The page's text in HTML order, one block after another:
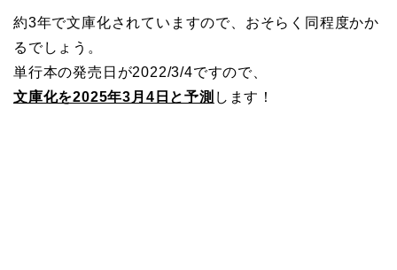
約3年で文庫化されていますので、おそらく同程度かか
るでしょう。
単行本の発売日が2022/3/4ですので、
文庫化を2025年3月4日と予測 します！